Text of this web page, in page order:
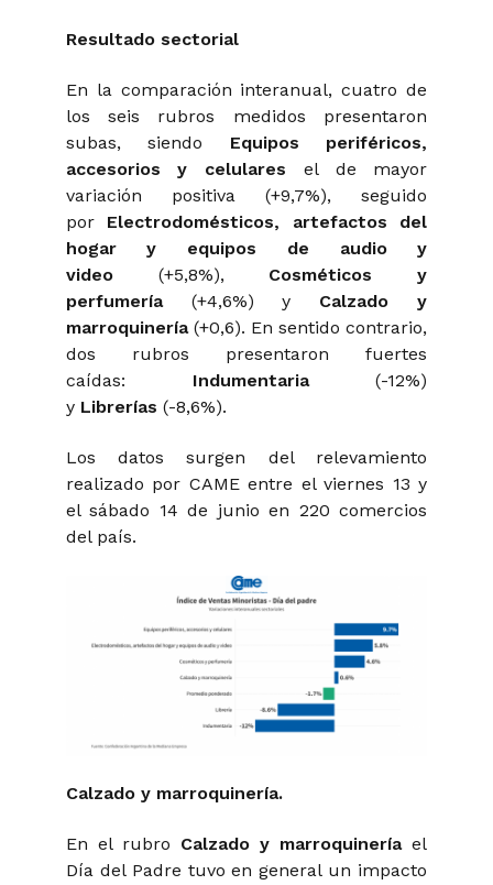
Resultado sectorial
En la comparación interanual, cuatro de
los seis rubros medidos presentaron
subas, siendo Equipos periféricos,
accesorios y celulares el de mayor
variación positiva (+9,7%), seguido
por Electrodomésticos, artefactos del
hogar y equipos de audio y
video(+5,8%), Cosméticos y
perfumería(+4,6%) y Calzado y
marroquinería(+0,6). En sentido contrario,
dos rubros presentaron fuertes
caídas: Indumentaria(-12%)
y Librerías (-8,6%).
Los datos surgen del relevamiento
realizado por CAME entre el viernes 13 y
el sábado 14 de junio en 220 comercios
del país.
Calzado y marroquinería.
En el rubro Calzado y marroquineríael
Día del Padre tuvo en general un impacto